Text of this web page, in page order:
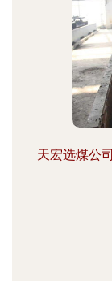
天宏选煤公